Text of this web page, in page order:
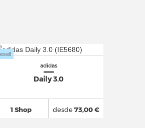
adidas
Daily 3.0
1 Shop desde73,00 €